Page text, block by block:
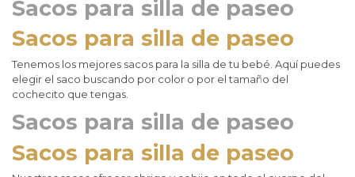
Sacos para silla de paseo
Sacos para silla de paseo
Tenemos los mejores sacos para la silla de tu bebé. Aquí puedes
elegir el saco buscando por color o por el tamaño del
cochecito que tengas.
Sacos para silla de paseo
Sacos para silla de paseo